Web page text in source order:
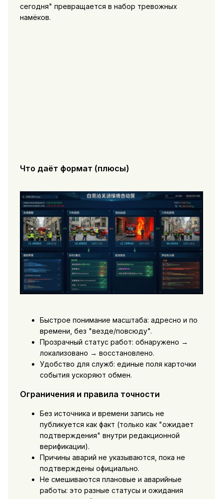
сегодня" превращается в набор тревожных
намёков.
Что даёт формат (плюсы)
Быстрое понимание масштаба: адресно и по
времени, без "везде/повсюду".
Прозрачный статус работ: обнаружено →
локализовано → восстановлено.
Удобство для служб: единые поля карточки
события ускоряют обмен.
Ограничения и правила точности
Без источника и времени запись не
публикуется как факт (только как "ожидает
подтверждения" внутри редакционной
верификации).
Причины аварий не указываются, пока не
подтверждены официально.
Не смешиваются плановые и аварийные
работы: это разные статусы и ожидания